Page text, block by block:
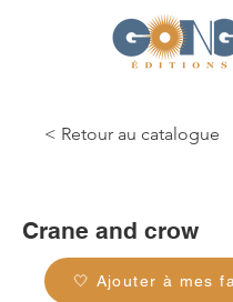
< Retour au catalogue
Crane and crow
🤍 Ajouter à mes